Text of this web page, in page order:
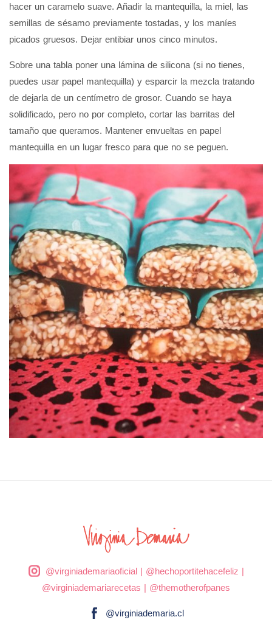
hacer un caramelo suave. Añadir la mantequilla, la miel, las
semillas de sésamo previamente tostadas, y los maníes
picados gruesos. Dejar entibiar unos cinco minutos.
Sobre una tabla poner una lámina de silicona (si no tienes,
puedes usar papel mantequilla) y esparcir la mezcla tratando
de dejarla de un centímetro de grosor. Cuando se haya
solidificado, pero no por completo, cortar las barritas del
tamaño que queramos. Mantener envueltas en papel
mantequilla en un lugar fresco para que no se peguen.
@virginiademariaoficial| @hechoportitehacefeliz |
@virginiademariarecetas | @themotherofpanes
@virginiademaria.cl